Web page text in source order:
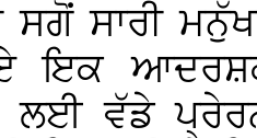
ਸਗੋਂ ਸਾਰੀ
ਇਕ ਆਦਰਸ਼ਕ
ਲਈ ਵੱਡੇ